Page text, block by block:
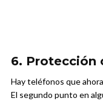
6. Protección
Hay teléfonos que
El segundo punto en